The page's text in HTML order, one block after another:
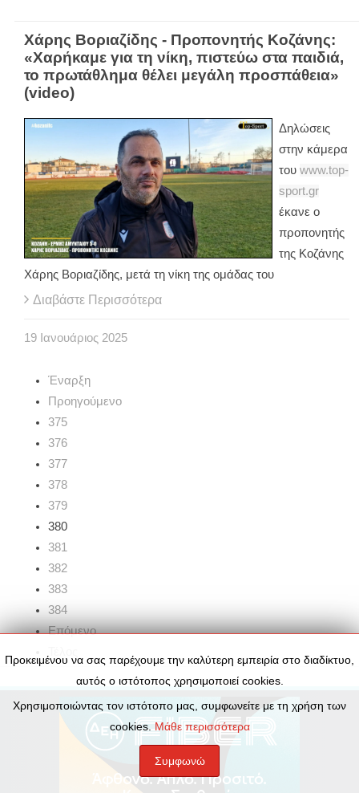
Χάρης Βοριαζίδης - Προπονητής Κοζάνης:
«Χαρήκαμε για τη νίκη, πιστεύω στα παιδιά,
το πρωτάθλημα θέλει μεγάλη προσπάθεια»
(video)
Δηλώσεις
στην κάμερα
του www.top-
sport.gr
έκανε ο
προπονητής
της Κοζάνης
Χάρης Βοριαζίδης, μετά τη νίκη της ομάδας του
Διαβάστε Περισσότερα
19 Ιανουάριος 2025
Έναρξη
Προηγούμενο
375
376
377
378
379
380
381
382
383
384
Επόμενο
Προκειμένου να σας παρέχουμε την καλύτερη εμπειρία στο διαδίκτυο,
αυτός ο ιστότοπος χρησιμοποιεί cookies.
Χρησιμοποιώντας τον ιστότοπο μας, συμφωνείτε με τη χρήση των
cookies.Μάθε περισσότερα
Συμφωνώ